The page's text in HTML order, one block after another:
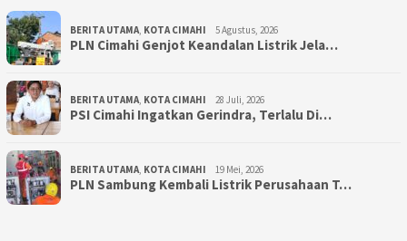
BERITA UTAMA, KOTA CIMAHI 5 Agustus, 2026
PLN Cimahi Genjot Keandalan Listrik Jela…
BERITA UTAMA, KOTA CIMAHI 28 Juli, 2026
PSI Cimahi Ingatkan Gerindra, Terlalu Di…
BERITA UTAMA, KOTA CIMAHI 19 Mei, 2026
PLN Sambung Kembali Listrik Perusahaan T…